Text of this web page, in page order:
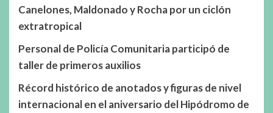
Canelones, Maldonado y Rocha por un ciclón
extratropical
Personal de Policía Comunitaria participó de
taller de primeros auxilios
Récord histórico de anotados y figuras de nivel
internacional en el aniversario del Hipódromo de